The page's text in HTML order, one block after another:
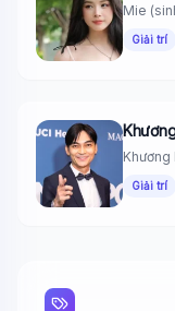
Mie
Giải trí
Khương
Giải trí